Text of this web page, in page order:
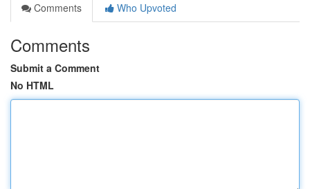
Comments
Who Upvoted
Comments
Submit a Comment
No HTML